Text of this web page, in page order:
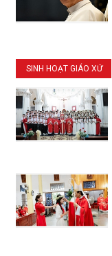
SINH HOẠT GIÁO XỨ